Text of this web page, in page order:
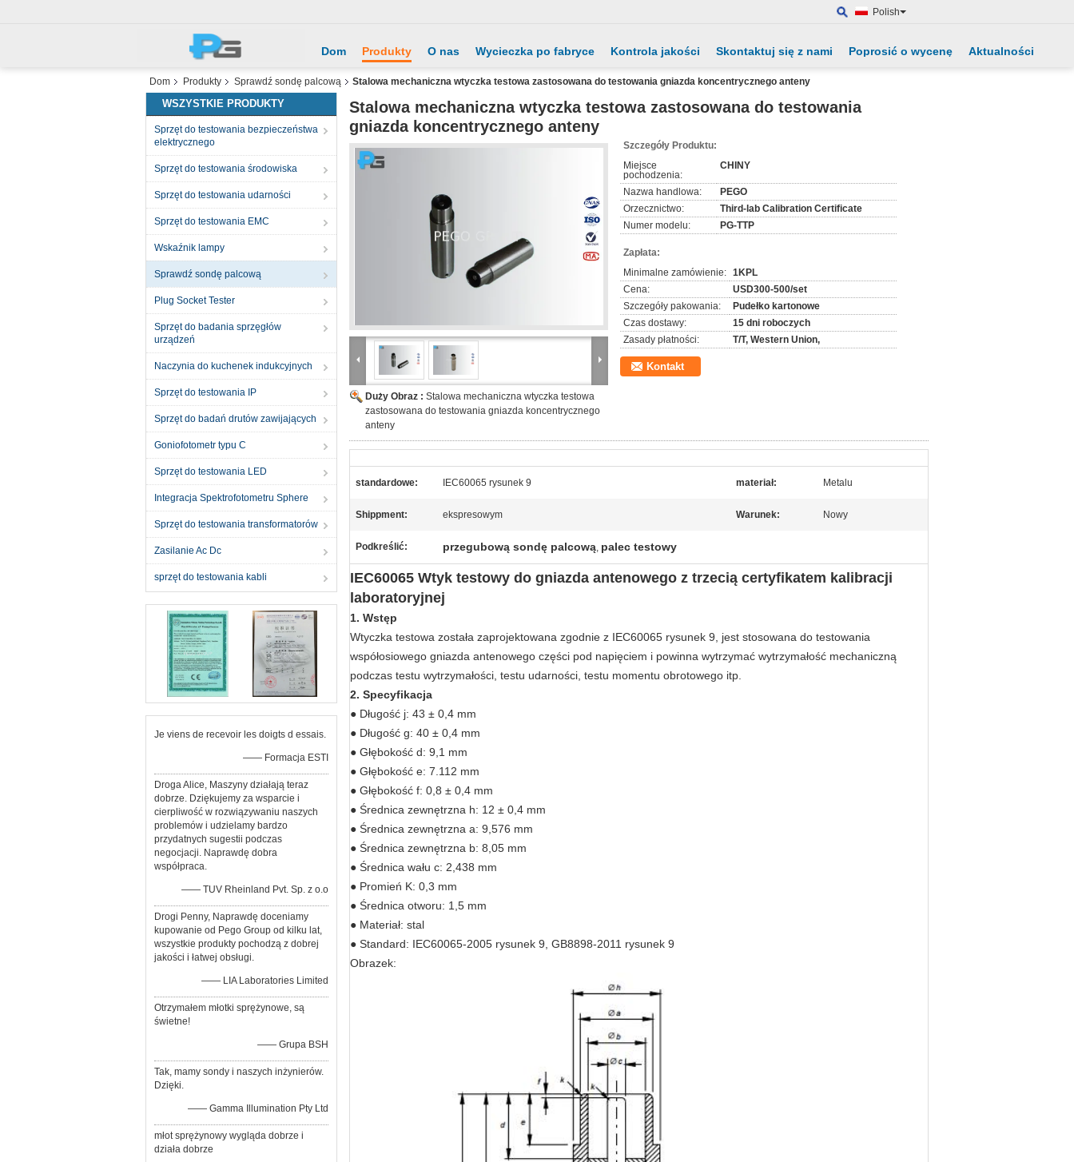
Polish
Dom Produkty O nas Wycieczka po fabryce Kontrola jakości Skontaktuj się z nami Poprosić o wycenę Aktualności
Dom Produkty Sprawdź sondę palcową Stalowa mechaniczna wtyczka testowa zastosowana do testowania gniazda koncentrycznego anteny
WSZYSTKIE PRODUKTY
Sprzęt do testowania bezpieczeństwa
elektrycznego
Sprzęt do testowania środowiska
Sprzęt do testowania udarności
Sprzęt do testowania EMC
Wskaźnik lampy
Sprawdź sondę palcową
Plug Socket Tester
Sprzęt do badania sprzęgłów
urządzeń
Naczynia do kuchenek indukcyjnych
Sprzęt do testowania IP
Sprzęt do badań drutów zawijających
Goniofotometr typu C
Sprzęt do testowania LED
Integracja Spektrofotometru Sphere
Sprzęt do testowania transformatorów
Zasilanie Ac Dc
sprzęt do testowania kabli
Je viens de recevoir les doigts d essais.
—— Formacja ESTI
Droga Alice, Maszyny działają teraz
dobrze. Dziękujemy za wsparcie i
cierpliwość w rozwiązywaniu naszych
problemów i udzielamy bardzo
przydatnych sugestii podczas
negocjacji. Naprawdę dobra
współpraca.
—— TUV Rheinland Pvt. Sp. z o.o
Drogi Penny, Naprawdę doceniamy
kupowanie od Pego Group od kilku lat,
wszystkie produkty pochodzą z dobrej
jakości i łatwej obsługi.
—— LIA Laboratories Limited
Otrzymałem młotki sprężynowe, są
świetne!
—— Grupa BSH
Tak, mamy sondy i naszych inżynierów.
Dzięki.
—— Gamma Illumination Pty Ltd
młot sprężynowy wygląda dobrze i
działa dobrze
Stalowa mechaniczna wtyczka testowa zastosowana do testowania
gniazda koncentrycznego anteny
Duży Obraz : Stalowa mechaniczna wtyczka testowa
zastosowana do testowania gniazda koncentrycznego
anteny
Szczegóły Produktu:
Miejsce
pochodzenia:
CHINY
Nazwa handlowa:
PEGO
Orzecznictwo:
Third-lab Calibration Certificate
Numer modelu:
PG-TTP
Zapłata:
Minimalne zamówienie: 1KPL
Cena:
USD300-500/set
Szczegóły pakowania:
Pudełko kartonowe
Czas dostawy:
15 dni roboczych
Zasady płatności:
T/T, Western Union,
Kontakt
standardowe: IEC60065 rysunek 9 materiał: Metalu
Shippment: ekspresowym Warunek: Nowy
Podkreślić: przegubową sondę palcową, palec testowy
IEC60065 Wtyk testowy do gniazda antenowego z trzecią certyfikatem kalibracji
laboratoryjnej
1. Wstęp
Wtyczka testowa została zaprojektowana zgodnie z IEC60065 rysunek 9, jest stosowana do testowania
współosiowego gniazda antenowego części pod napięciem i powinna wytrzymać wytrzymałość mechaniczną
podczas testu wytrzymałości, testu udarności, testu momentu obrotowego itp.
2. Specyfikacja
● Długość j: 43 ± 0,4 mm
● Długość g: 40 ± 0,4 mm
● Głębokość d: 9,1 mm
● Głębokość e: 7.112 mm
● Głębokość f: 0,8 ± 0,4 mm
● Średnica zewnętrzna h: 12 ± 0,4 mm
● Średnica zewnętrzna a: 9,576 mm
● Średnica zewnętrzna b: 8,05 mm
● Średnica wału c: 2,438 mm
● Promień K: 0,3 mm
● Średnica otworu: 1,5 mm
● Materiał: stal
● Standard: IEC60065-2005 rysunek 9, GB8898-2011 rysunek 9
Obrazek: